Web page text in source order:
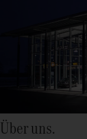
Über uns.